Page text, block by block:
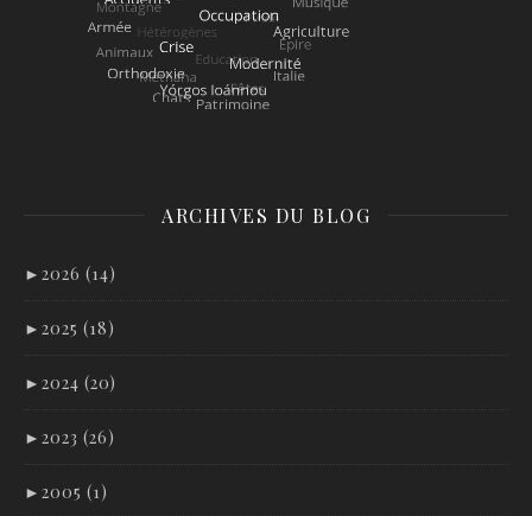
ARCHIVES DU BLOG
► 2026 (14)
► 2025 (18)
► 2024 (20)
► 2023 (26)
► 2005 (1)